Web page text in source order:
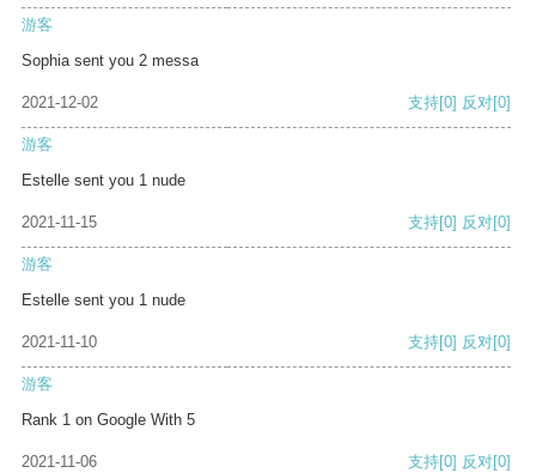
游客
Sophia sent you 2 messa
2021-12-02 支持[0] 反对[0]
游客
Estelle sent you 1 nude
2021-11-15 支持[0] 反对[0]
游客
Estelle sent you 1 nude
2021-11-10 支持[0] 反对[0]
游客
Rank 1 on Google With 5
2021-11-06 支持[0] 反对[0]